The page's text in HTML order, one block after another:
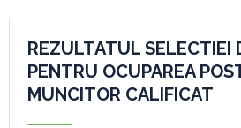
REZULTATUL SELECTIEI
PENTRU OCUPAREA
MUNCITOR CALIFICAT